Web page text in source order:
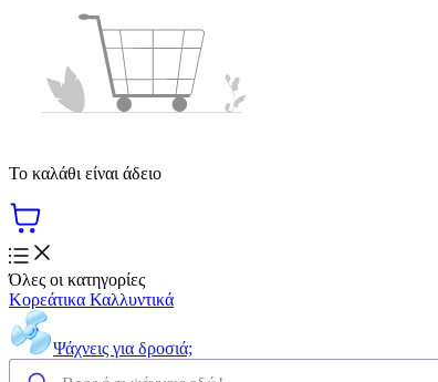
Το καλάθι είναι άδειο
Όλες οι κατηγορίες
Κορεάτικα Καλλυντικά
Ψάχνεις για δροσιά;